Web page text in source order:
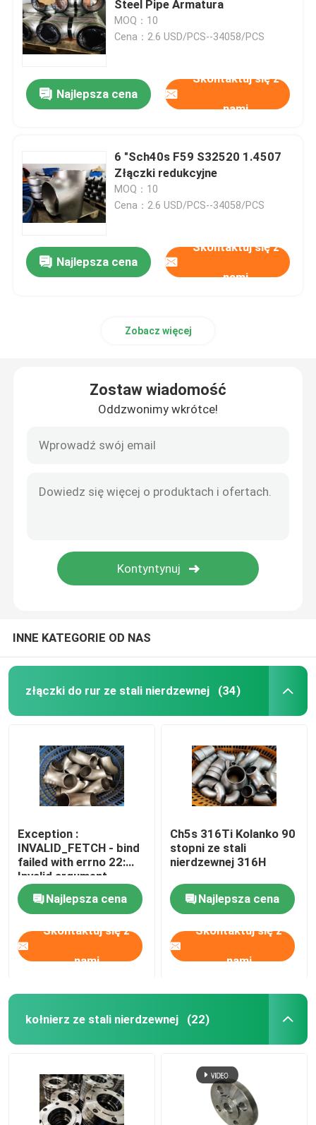
Złączki do rur stalowych duplex
Łączniki rur ze stopu niklu
Steel Pipe Armatura
MOQ：10
Cena：2.6 USD/PCS--34058/PCS
Najlepsza cena
Skontaktuj się z
nami
6 "Sch40s F59 S32520 1.4507
Złączki redukcyjne
MOQ：10
Cena：2.6 USD/PCS--34058/PCS
Najlepsza cena
Skontaktuj się z
nami
Zobacz więcej
Zostaw wiadomość
Oddzwonimy wkrótce!
INNE KATEGORIE OD NAS
złączki do rur ze stali nierdzewnej (34)
Exception :
INVALID_FETCH - bind
failed with errno 22:
Invalid argument
ip=150.238.30.5
Najlepsza cena
Skontaktuj się z
nami
Ch5s 316Ti Kolanko 90
stopni ze stali
nierdzewnej 316H
Najlepsza cena
Skontaktuj się z
nami
kołnierz ze stali nierdzewnej (22)